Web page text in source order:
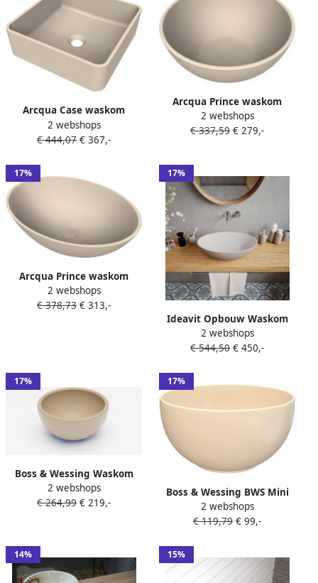
Arcqua Case waskom
vierkant 37x37cm mat zand
WAS551124
2 webshops
€ 444,07 € 367,-
Arcqua Prince waskom
opbouw rond 38cm mat
zand WAS554183
2 webshops
€ 337,59 € 279,-
17%
Arcqua Prince waskom
opbouw ovaal 49x34cm mat
zand WAS558496
2 webshops
€ 378,73 € 313,-
17%
Ideavit Opbouw Waskom
Solidthin 50x33x14.5 cm
Solid Surface Mat Beige
2 webshops
€ 544,50 € 450,-
17%
Boss & Wessing Waskom
BWS Nox Mini 20 cm Solid
Marmo Cappuccino
2 webshops
€ 264,99 € 219,-
17%
Boss & Wessing BWS Mini
Waskom 23 cm Keramiek
Licht Ivoor
2 webshops
€ 119,79 € 99,-
14% 15%